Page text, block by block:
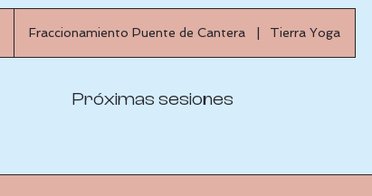
Fraccionamiento Puente de Cantera Tierra Yoga
Próximas sesiones